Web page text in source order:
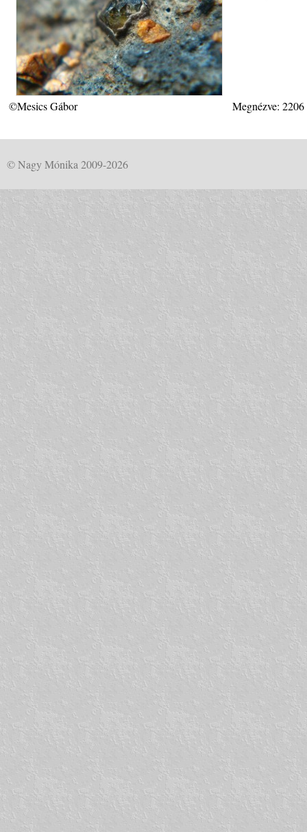
©Mesics Gábor Megnézve:
© Nagy Mónika 2009-2026